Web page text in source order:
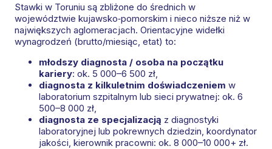
Stawki w Toruniu są zbliżone do średnich w
województwie kujawsko‑pomorskim i nieco niższe niż w
największych aglomeracjach. Orientacyjne widełki
wynagrodzeń (brutto/miesiąc, etat) to:
młodszy diagnosta / osoba na początku
kariery: ok. 5 000–6 500 zł,
diagnosta z kilkuletnim doświadczeniem w
laboratorium szpitalnym lub sieci prywatnej: ok. 6
500–8 000 zł,
diagnosta ze specjalizacją z diagnostyki
laboratoryjnej lub pokrewnych dziedzin, koordynator
jakości, kierownik pracowni: ok. 8 000–10 000+ zł.